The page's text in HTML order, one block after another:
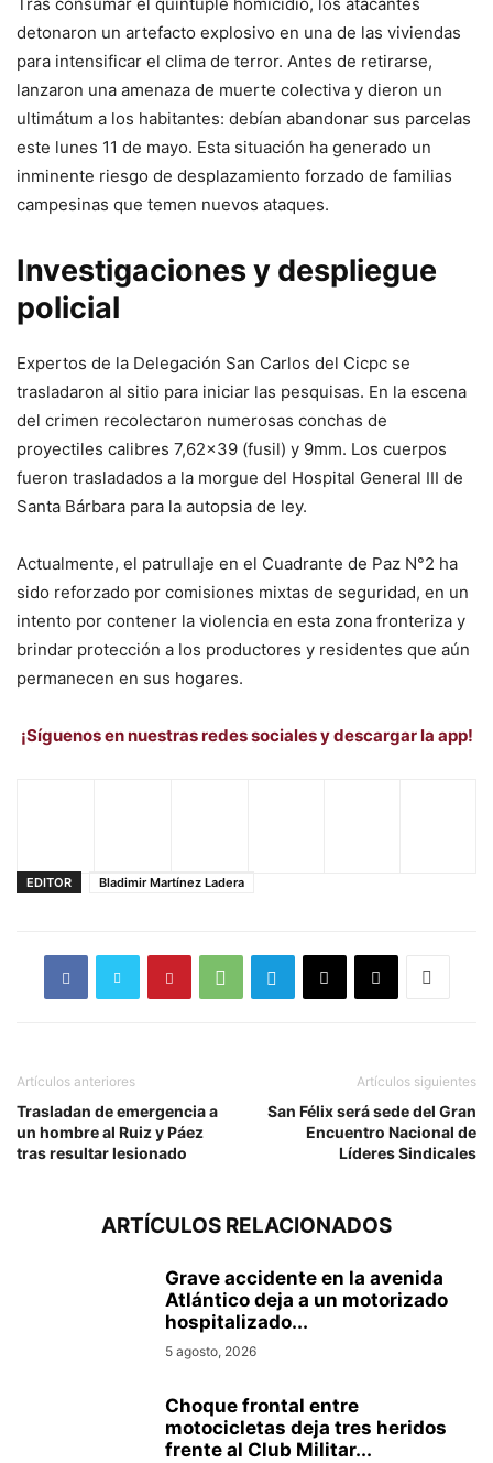
detonaron un artefacto explosivo en una de las viviendas
para intensificar el clima de terror. Antes de retirarse,
lanzaron una amenaza de muerte colectiva y dieron un
ultimátum a los habitantes: debían abandonar sus parcelas
este lunes 11 de mayo. Esta situación ha generado un
inminente riesgo de desplazamiento forzado de familias
campesinas que temen nuevos ataques.
Investigaciones y despliegue
policial
Expertos de la Delegación San Carlos del Cicpc se
trasladaron al sitio para iniciar las pesquisas. En la escena
del crimen recolectaron numerosas conchas de
proyectiles calibres 7,62×39 (fusil) y 9mm. Los cuerpos
fueron trasladados a la morgue del Hospital General III de
Santa Bárbara para la autopsia de ley.
Actualmente, el patrullaje en el Cuadrante de Paz N°2 ha
sido reforzado por comisiones mixtas de seguridad, en un
intento por contener la violencia en esta zona fronteriza y
brindar protección a los productores y residentes que aún
permanecen en sus hogares.
¡Síguenos en nuestras redes sociales y descargar la app!
EDITOR Bladimir Martínez Ladera
Artículos anteriores
Trasladan de emergencia a
un hombre al Ruiz y Páez
tras resultar lesionado
Artículos siguientes
San Félix será sede del Gran
Encuentro Nacional de
Líderes Sindicales
ARTÍCULOS RELACIONADOS
Grave accidente en la avenida
Atlántico deja a un motorizado
hospitalizado...
5 agosto, 2026
Choque frontal entre
motocicletas deja tres heridos
frente al Club Militar...